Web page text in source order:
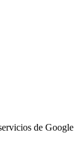
de Google